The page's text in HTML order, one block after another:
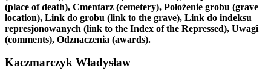
(place of death), Cmentarz (cemetery), Położenie grobu (grave
location), Link do grobu (link to the grave), Link do indeksu
represjonowanych (link to the Index of the Repressed), Uwagi
(comments), Odznaczenia (awards).
Kaczmarczyk Władysław